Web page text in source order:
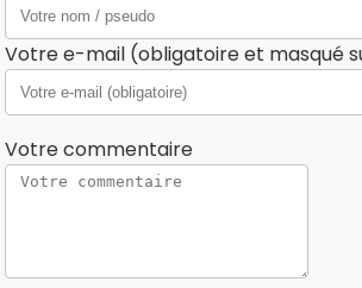
Votre e-mail (obligatoire et masqué
Votre commentaire